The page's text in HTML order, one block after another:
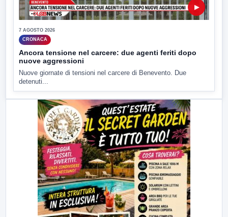
▶
7 AGOSTO 2026
CRONACA
Ancora tensione nel carcere: due agenti feriti dopo
nuove aggressioni
Nuove giornate di tensioni nel carcere di Benevento. Due
detenuti...